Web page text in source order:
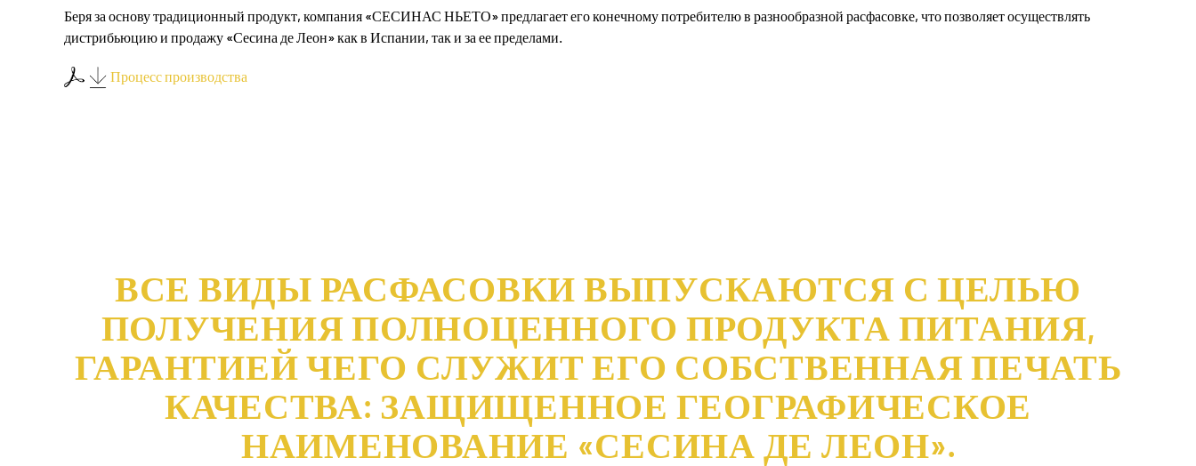
Беря за основу традиционный продукт, компания «СЕСИНАС НЬЕТО» предлагает его конечному потребителю в разнообразной расфасовке, что позволяет осуществлять
дистрибьюцию и продажу «Сесина де Леон» как в Испании, так и за ее пределами.
Процесс производства
ВСЕ ВИДЫ РАСФАСОВКИ ВЫПУСКАЮТСЯ С ЦЕЛЬЮ
ПОЛУЧЕНИЯ ПОЛНОЦЕННОГО ПРОДУКТА ПИТАНИЯ,
ГАРАНТИЕЙ ЧЕГО СЛУЖИТ ЕГО СОБСТВЕННАЯ ПЕЧАТЬ
КАЧЕСТВА: ЗАЩИЩЕННОЕ ГЕОГРАФИЧЕСКОЕ
НАИМЕНОВАНИЕ «СЕСИНА ДЕ ЛЕОН».